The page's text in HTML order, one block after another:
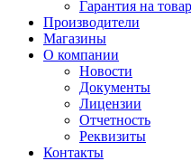
Гарантия на товар
Производители
Магазины
О компании
Новости
Документы
Лицензии
Отчетность
Реквизиты
Контакты